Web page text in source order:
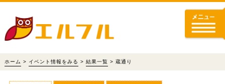
ホーム > イベント情報をみる > 結果一覧 > 蔵通り